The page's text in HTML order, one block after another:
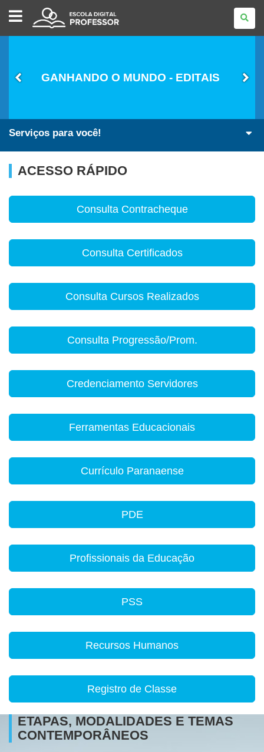
ESCOLA
DIGITAL
-
PROFESSOR
GANHANDO O MUNDO - EDITAIS
Serviços para você!
ACESSO RÁPIDO
Consulta Contracheque
Consulta Certificados
Consulta Cursos Realizados
Consulta Progressão/Prom.
Credenciamento Servidores
Ferramentas Educacionais
Currículo Paranaense
PDE
Profissionais da Educação
PSS
Recursos Humanos
Registro de Classe
ETAPAS, MODALIDADES E TEMAS
CONTEMPORÂNEOS